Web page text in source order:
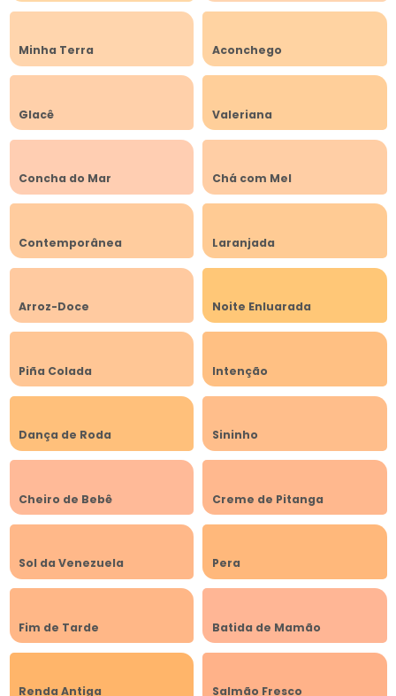
Minha Terra Aconchego
Glacê Valeriana
Concha do Mar Chá com Mel
Contemporânea Laranjada
Arroz-Doce Noite Enluarada
Piña Colada Intenção
Dança de Roda Sininho
Cheiro de Bebê Creme de Pitanga
Sol da Venezuela Pera
Fim de Tarde Batida de Mamão
Renda Antiga Salmão Fresco